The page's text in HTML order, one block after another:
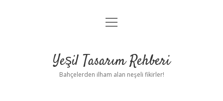
Anasayfa
Yasal Uyarı
menüyü
Yeşil Tasarım Rehberi
Bahçelerden ilham alan neşeli fikirler!